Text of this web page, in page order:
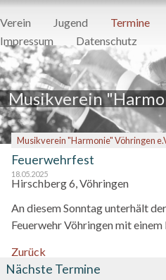
Navigation
Verein Jugend Termine
Impressum
Datenschutz
Musikverein
Musikverein "Harmonie" Vöhringen
Feuerwehrfest
18.05.2025
Hirschberg 6, Vöhringen
An diesem Sonntag unterhält
Feuerwehr Vöhringen mit
Zurück
Nächste Termine